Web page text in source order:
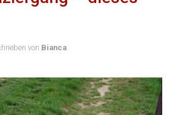
von Bianca